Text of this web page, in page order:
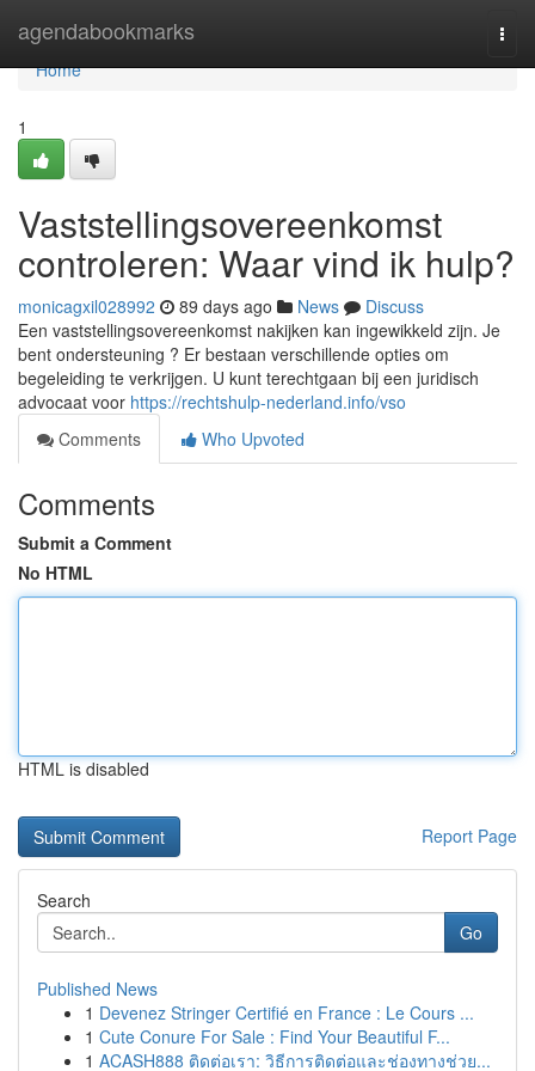
agendabookmarks
Home
Home
1
Vaststellingsovereenkomst
controleren: Waar vind ik hulp?
monicagxil028992 89 days ago News
Discuss
Een vaststellingsovereenkomst nakijken kan ingewikkeld zijn. Je
bent ondersteuning ? Er bestaan verschillende opties om
begeleiding te verkrijgen. U kunt terechtgaan bij een juridisch
advocaat voor https://rechtshulp-nederland.info/vso
Comments
Who Upvoted
Comments
Submit a Comment
No HTML
HTML is disabled
Report Page
Search
Go
Published News
1 Devenez Stringer Certifié en France : Le Cours ...
1 Cute Conure For Sale : Find Your Beautiful F...
1 ACASH888 ติดต่อเรา: วิธีการติดต่อและช่องทางช่วย...